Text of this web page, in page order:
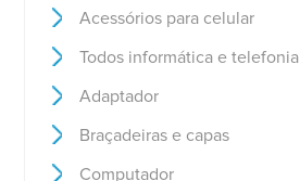
Acessórios para celular
Todos informática e telefonia
Adaptador
Braçadeiras e capas
Computador